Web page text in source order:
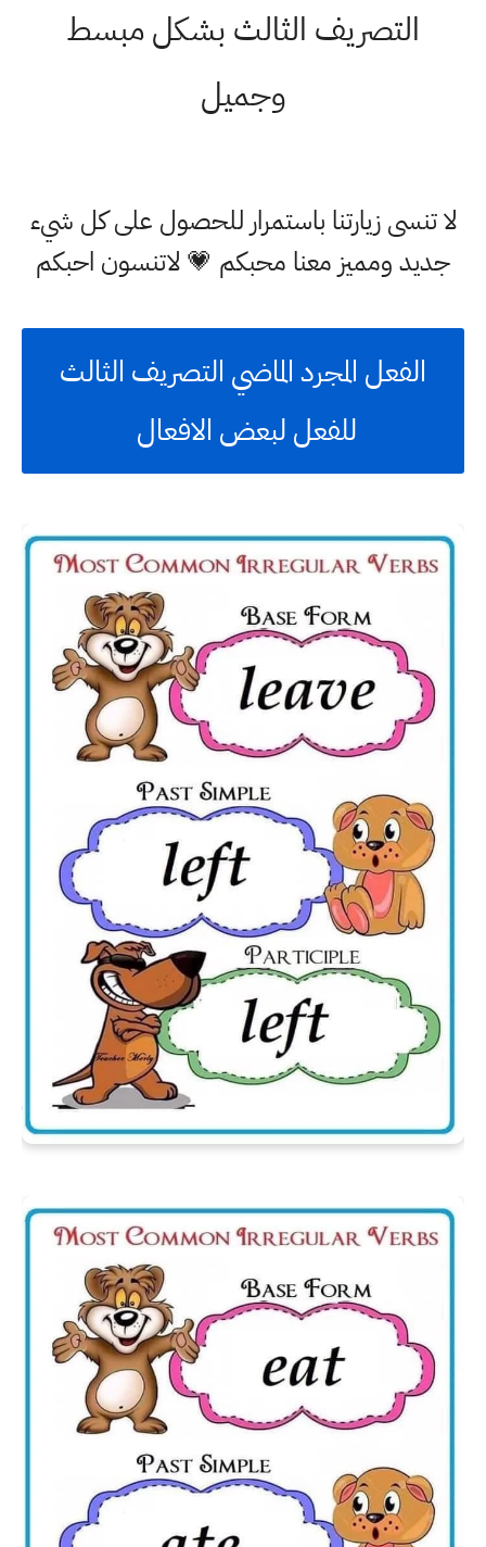
التصريف الثالث بشكل مبسط
وجميل
لا تنسى زيارتنا باستمرار للحصول على كل شيء
جديد ومميز معنا محبكم 💗 لاتنسون احبكم
الفعل المجرد الماضي التصريف الثالث
للفعل لبعض الافعال